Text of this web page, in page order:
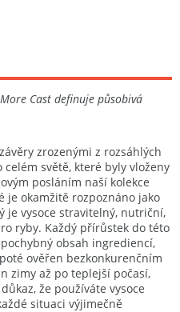
Cast definuje působivá
zrozenými z rozsáhlých
světě, které byly vloženy
posláním naší kolekce
je okamžitě rozpoznáno jako
je vysoce stravitelný, nutriční,
ryby. Každý přírůstek do této
obsah ingrediencí,
ověřen bezkonkurenčním
zimy až po teplejší počasí,
že používáte vysoce
situaci výjimečně